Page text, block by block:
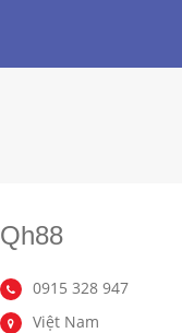
Qh88
0915 328 947
Việt Nam